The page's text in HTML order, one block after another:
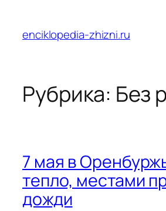
содержимому
enciklopedia-zhizni.ru
Рубрика: Без
7 мая в
тепло, местами
дожди